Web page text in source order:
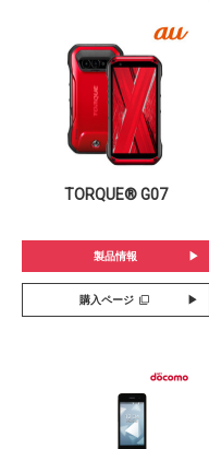
TORQUE® G07
製品情報
購入ページ